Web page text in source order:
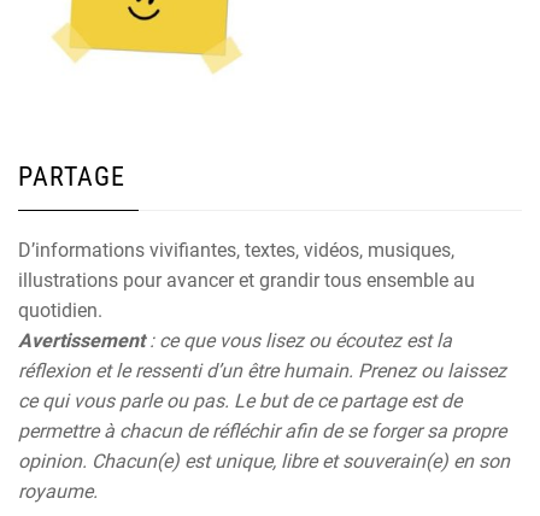
PARTAGE
D’informations vivifiantes, textes, vidéos, musiques,
illustrations pour avancer et grandir tous ensemble au
quotidien.
Avertissement: ce que vous lisez ou écoutez est la
réflexion et le ressenti d’un être humain. Prenez ou laissez
ce qui vous parle ou pas. Le but de ce partage est de
permettre à chacun de réfléchir afin de se forger sa propre
opinion. Chacun(e) est unique, libre et souverain(e) en son
royaume.